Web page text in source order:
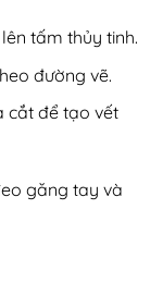
tấm thủy tinh.
đường vẽ.
cắt để tạo vết
găng tay và